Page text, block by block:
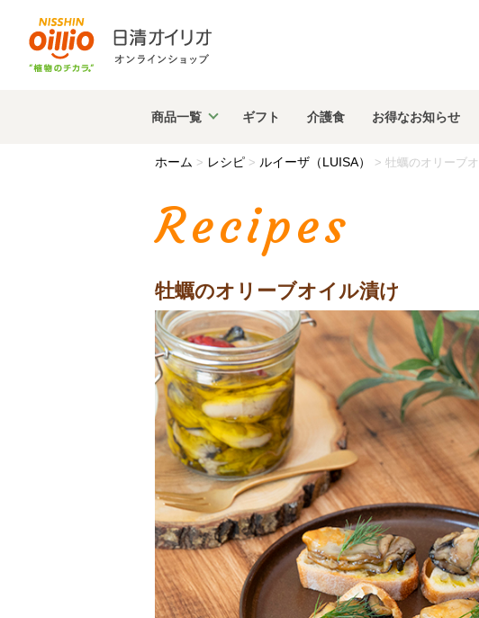
商品一覧 ギフト 介護食 お得なお知らせ
ホーム > レシピ > ルイーザ（LUISA） > 牡蠣のオリーブ
Recipes
牡蠣のオリーブオイル漬け